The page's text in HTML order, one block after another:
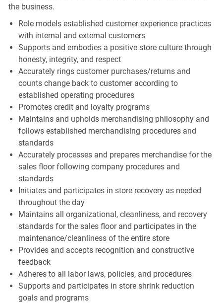
the business.
Role models established customer experience practices
with internal and external customers
Supports and embodies a positive store culture through
honesty, integrity, and respect
Accurately rings customer purchases/returns and
counts change back to customer according to
established operating procedures
Promotes credit and loyalty programs
Maintains and upholds merchandising philosophy and
follows established merchandising procedures and
standards
Accurately processes and prepares merchandise for the
sales floor following company procedures and
standards
Initiates and participates in store recovery as needed
throughout the day
Maintains all organizational, cleanliness, and recovery
standards for the sales floor and participates in the
maintenance/cleanliness of the entire store
Provides and accepts recognition and constructive
feedback
Adheres to all labor laws, policies, and procedures
Supports and participates in store shrink reduction
goals and programs